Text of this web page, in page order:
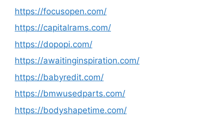
https://focusopen.com/
https://capitalrams.com/
https://dopopi.com/
https://awaitinginspiration.com/
https://babyredit.com/
https://bmwusedparts.com/
https://bodyshapetime.com/